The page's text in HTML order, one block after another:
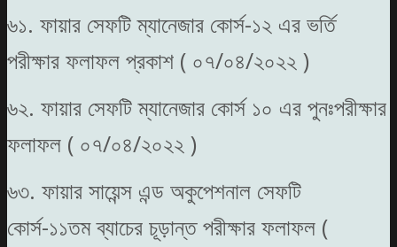
৬১. ফায়ার সেফটি ম্যানেজার কোর্স-১২ এর ভর্তি
পরীক্ষার ফলাফল প্রকাশ ( ০৭/০৪/২০২২ )
৬২. ফায়ার সেফটি ম্যানেজার কোর্স ১০ এর পুনঃপরীক্ষার
ফলাফল ( ০৭/০৪/২০২২ )
৬৩. ফায়ার সায়েন্স এন্ড অকুপেশনাল সেফটি
কোর্স-১১তম ব্যাচের চূড়ান্ত পরীক্ষার ফলাফল (